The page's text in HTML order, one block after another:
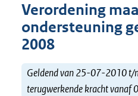
Verordening
ondersteuning
2008
Geldend van 25-07-2010
terugwerkende kracht